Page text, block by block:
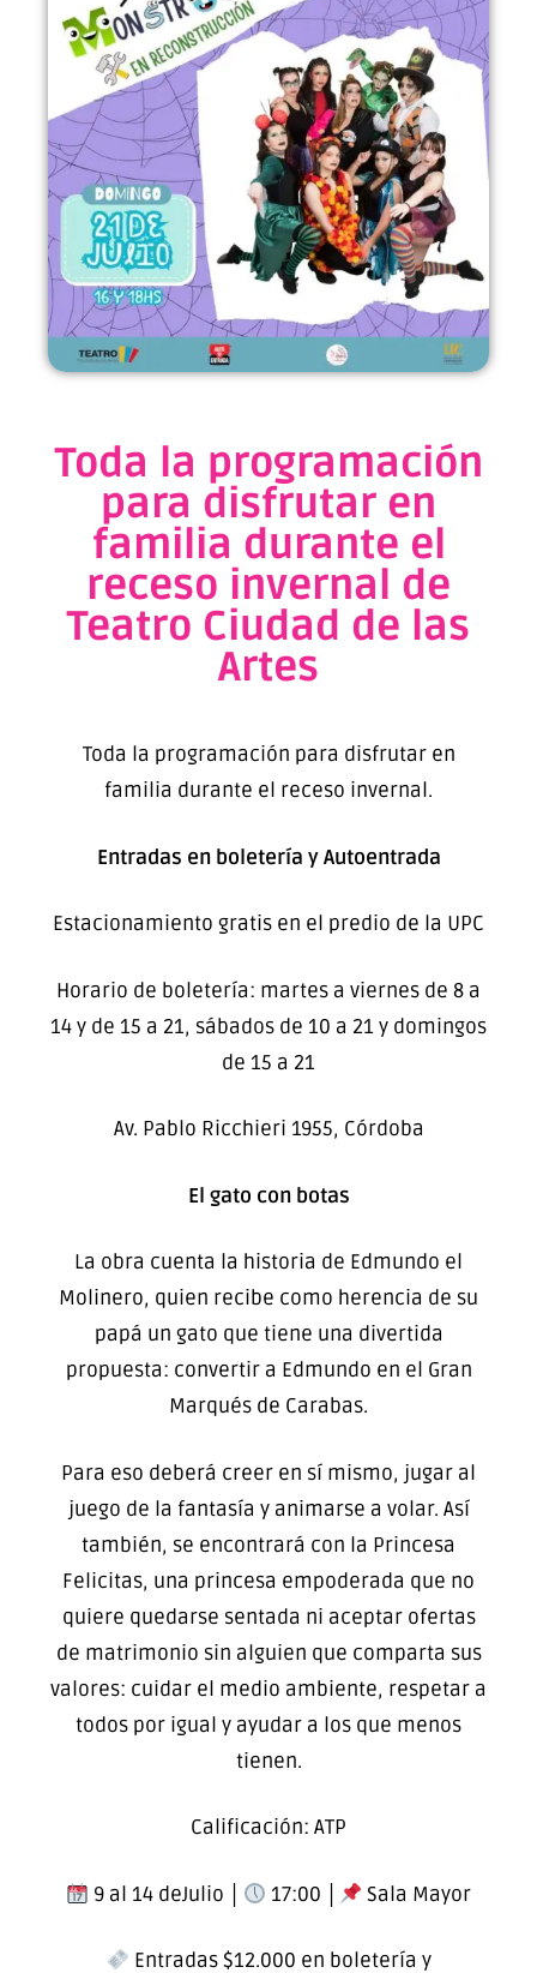
Toda la programación
para disfrutar en
familia durante el
receso invernal de
Teatro Ciudad de las
Artes
Toda la programación para disfrutar en
familia durante el receso invernal.
Entradas en boletería y Autoentrada
Estacionamiento gratis en el predio de la UPC
Horario de boletería: martes a viernes de 8 a
14 y de 15 a 21, sábados de 10 a 21 y domingos
de 15 a 21
Av. Pablo Ricchieri 1955, Córdoba
El gato con botas
La obra cuenta la historia de Edmundo el
Molinero, quien recibe como herencia de su
papá un gato que tiene una divertida
propuesta: convertir a Edmundo en el Gran
Marqués de Carabas.
Para eso deberá creer en sí mismo, jugar al
juego de la fantasía y animarse a volar. Así
también, se encontrará con la Princesa
Felicitas, una princesa empoderada que no
quiere quedarse sentada ni aceptar ofertas
de matrimonio sin alguien que comparta sus
valores: cuidar el medio ambiente, respetar a
todos por igual y ayudar a los que menos
tienen.
Calificación: ATP
9 al 14 deJulio │ 17:00 │ Sala Mayor
Entradas $12.000 en boletería y